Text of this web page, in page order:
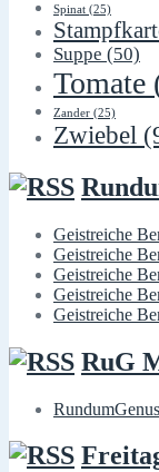
Spinat (25)
Suppe (50)
Tomate
Zander (25)
Zwiebel
Geistreiche
Geistreiche
Geistreiche
Geistreiche
Geistreiche
RuG